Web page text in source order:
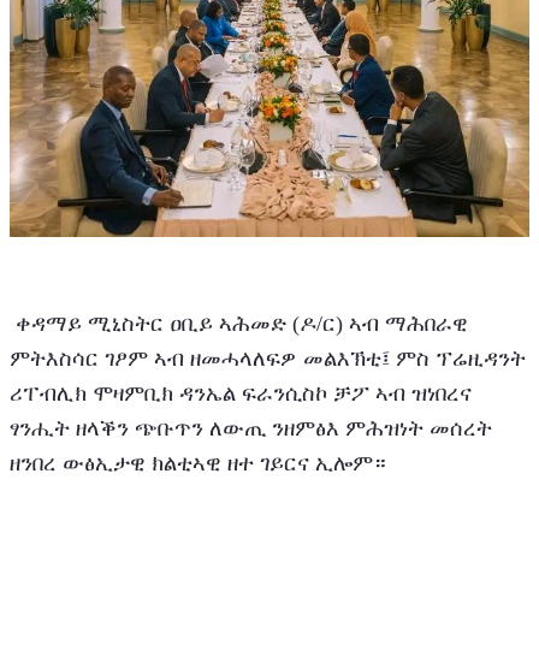
ምትእስሳር ገፆም ኣብ ዘመሓላለፍዎ መልእኽቲ፤ ምስ ፕሬዚዳንት
ሪፐብሊክ ሞዛምቢክ ዳንኤል ፍራንሲስኮ ቻፖ ኣብ ዝነበረና
ፃንሒት ዘላቕን ጭቡጥን ለውጢ ንዘምፅእ ምሕዝነት መሰረት
ዘንበረ ውፅኢታዊ ክልቲኣዊ ዘተ ገይርና ኢሎም።